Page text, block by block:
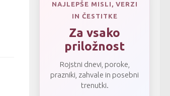
NAJLEPŠE MISLI, VERZI
IN ČESTITKE
Za vsako
priložnost
Rojstni dnevi, poroke,
prazniki, zahvale in posebni
trenutki.